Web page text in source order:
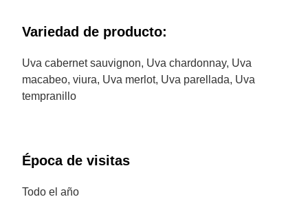
Variedad de producto:
Uva cabernet sauvignon, Uva chardonnay, Uva
macabeo, viura, Uva merlot, Uva parellada, Uva
tempranillo
Época de visitas
Todo el año